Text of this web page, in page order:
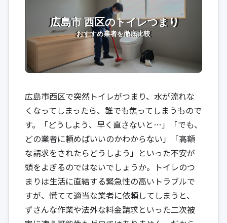
広島市西区で突然トイレがつまり、水が流れな
くなってしまったら、誰でも焦ってしまうもので
す。「どうしよう、早く直さないと…」「でも、
どの業者に頼めばいいのかわからない」「高額
な請求をされたらどうしよう」といった不安が
頭をよぎるのではないでしょうか。トイレのつ
まりは生活に直結する緊急性の高いトラブルで
すが、慌てて適当な業者に依頼してしまうと、
ずさんな作業や法外な料金請求といった二次被